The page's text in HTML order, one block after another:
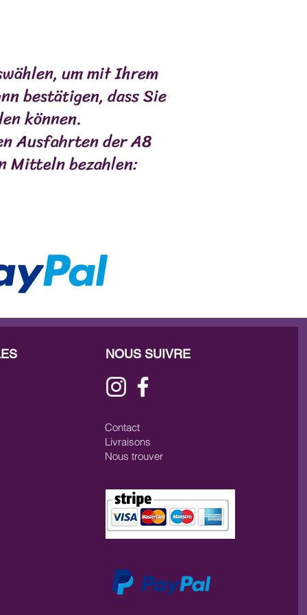
um mit Ihrem
bestätigen, dass Sie
können.
Ausfahrten der A8
Mitteln bezahlen:
NOUS SUIVRE
Contact
Livraisons
Nous trouver